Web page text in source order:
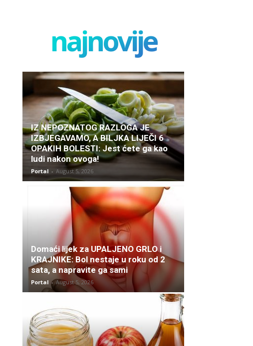
najnovije
IZ NEPOZNATOG RAZLOGA JE
IZBJEGAVAMO, A BILJKA LIJEČI 6
OPAKIH BOLESTI: Jest ćete ga kao
ludi nakon ovoga!
Portal - August 5, 2026
Domaći lijek za UPALJENO GRLO i
KRAJNIKE: Bol nestaje u roku od 2
sata, a napravite ga sami
Portal - August 5, 2026